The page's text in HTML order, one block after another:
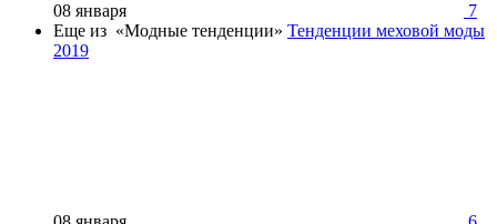
08 января
7
Еще из «Модные тенденции» Тенденции меховой моды
2019